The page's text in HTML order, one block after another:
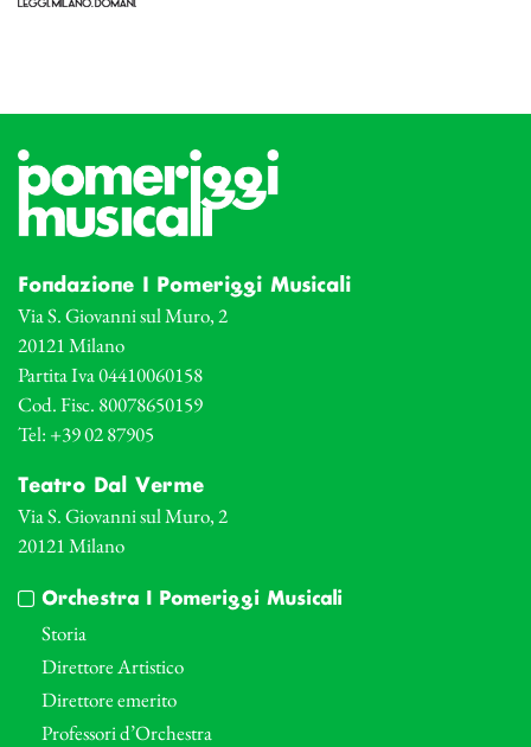
Fondazione I Pomeriggi Musicali
Via S. Giovanni sul Muro, 2
20121 Milano
Partita Iva 04410060158
Cod. Fisc. 80078650159
Tel: +39 02 87905
Teatro Dal Verme
Via S. Giovanni sul Muro, 2
20121 Milano
Orchestra I Pomeriggi Musicali
Storia
Direttore Artistico
Direttore emerito
Professori d’Orchestra